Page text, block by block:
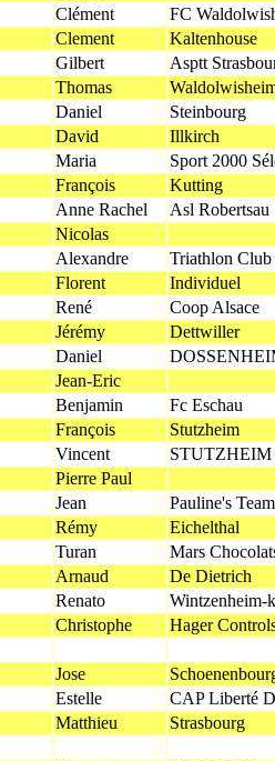
Clément
FC
Clement
Kaltenhouse
Gilbert
Asptt
Thomas
Daniel
Steinbourg
David
Illkirch
Maria
Sport 2000
François
Kutting
Anne Rachel
Asl Robertsau
Nicolas
Alexandre
Triathlon
Florent
Individuel
René
Coop Alsace
Jérémy
Dettwiller
Daniel
Jean-Eric
Benjamin
Fc Eschau
François
Stutzheim
Vincent
STUTZHEIM
Pierre Paul
Jean
Pauline's Team
Rémy
Eichelthal
Turan
Mars
Arnaud
De Dietrich
Renato
Wintzenheim-
Christophe
Hager
Jose
Estelle
CAP Liberté
Matthieu
Strasbourg